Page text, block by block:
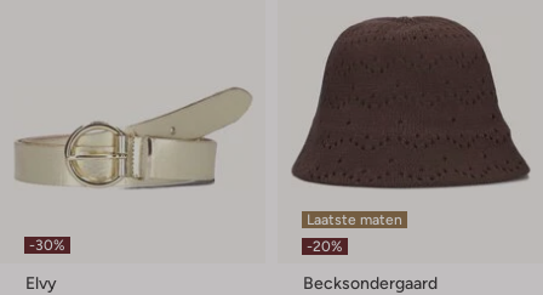
-30%
Elvy
Laatste maten
-20%
Becksondergaard